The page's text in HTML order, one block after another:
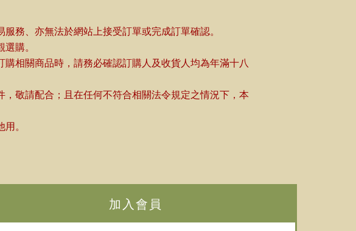
務、亦無法於網站上接受訂單或完成訂單確認。
購。
相關商品時，請務必確認訂購人及收貨人均為年滿十八
敬請配合；且在任何不符合相關法令規定之情況下，本
。
加入會員